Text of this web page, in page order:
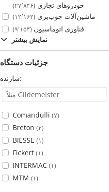
خودروهای تجاری(۲۷٬۸۴۶)
ماشین‌آلات چوب‌بری(۱۲٬۱۶۲)
فناوری اتوماسیون(۹٬۱۵۴)
نمایش بیشتر
جزئیات دستگاه
سازنده:
Comandulli (۷)
Breton (۲)
BIESSE (۱)
Fickert (۱)
INTERMAC (۱)
MTM (۱)